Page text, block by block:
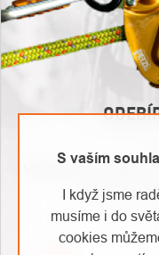
S vaším
I když jsme
musíme i do
cookies
Vložte svůj e-mail a
nových